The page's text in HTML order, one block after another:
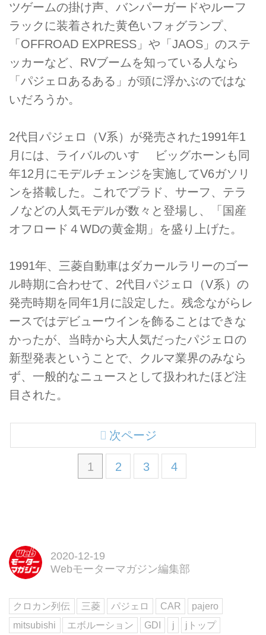
ツゲームの掛け声、バンパーガードやルーフ
ラックに装着された黄色いフォグランプ、
「OFFROAD EXPRESS」や「JAOS」のステ
ッカーなど、RVブームを知っている人なら
「パジェロあるある」が頭に浮かぶのではな
いだろうか。
2代目パジェロ（V系）が発売された1991年1
月には、ライバルのいすゞ ビッグホーンも同
年12月にモデルチェンジを実施してV6ガソリ
ンを搭載した。これでプラド、サーフ、テラ
ノなどの人気モデルが数々と登場し、「国産
オフロード４WDの黄金期」を盛り上げた。
1991年、三菱自動車はダカールラリーのゴー
ル時期に合わせて、2代目パジェロ（V系）の
発売時期を同年1月に設定した。残念ながらレ
ースではデビューウインを飾ることはできな
かったが、当時から大人気だったパジェロの
新型発表ということで、クルマ業界のみなら
ず、一般的なニュースとして扱われたほど注
目された。
1 2 3 4
次ページ
2020-12-19
Webモーターマガジン編集部
クロカン列伝 三菱 パジェロ CAR
pajero
mitsubishi
エボルーション GDI j jトップ